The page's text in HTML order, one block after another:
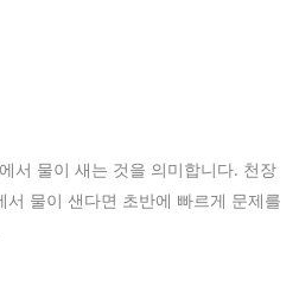
서 물이 새는 것을 의미합니다. 천장
물이 샌다면 초반에 빠르게 문제를